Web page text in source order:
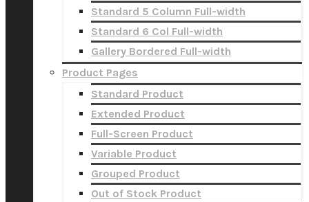
Standard 5 Column Full-width
Standard 6 Col Full-width
Gallery Bordered Full-width
Product Pages
Standard Product
Extended Product
Full-Screen Product
Variable Product
Grouped Product
Out of Stock Product